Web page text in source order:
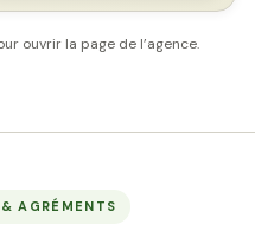
ouvrir la page de l’agence.
AGRÉMENTS